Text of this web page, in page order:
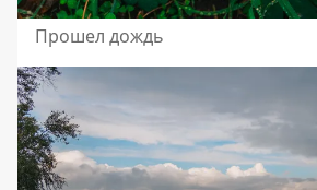
Прошел дождь